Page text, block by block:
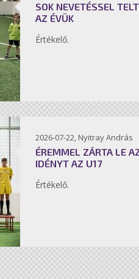
SOK NEVETÉSSEL
AZ ÉVÜK
Értékelő.
2026-07-22, Nyitray András
ÉREMMEL ZÁRTA LE
IDÉNYT AZ U17
Értékelő.